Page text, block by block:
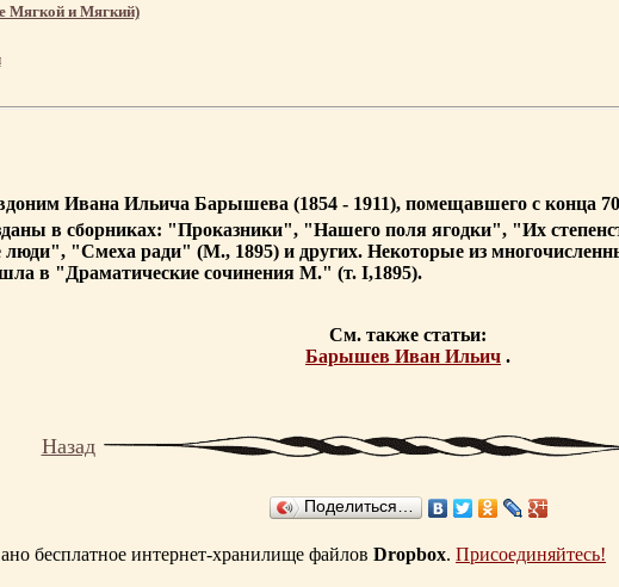
Мягкой и Мягкий)
Ивана Ильича Барышева (1854 - 1911), помещавшего с конца
в сборниках: "Проказники", "Нашего поля ягодки", "Их
"Смеха ради" (М., 1895) и других. Некоторые из
в "Драматические сочинения М." (т. I,1895).
См. также статьи:
Барышев Иван Ильич .
Назад
Поделиться…
бесплатное интернет-хранилище файлов Dropbox. Присоединяйтесь!